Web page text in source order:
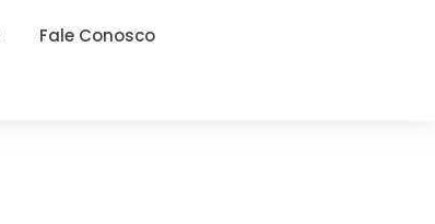
Fale Conosco